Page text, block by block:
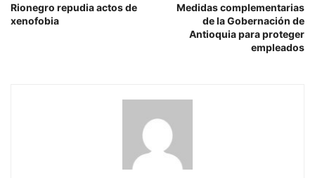
Rionegro repudia actos de
xenofobia
Medidas complementarias
de la Gobernación de
Antioquia para proteger
empleados